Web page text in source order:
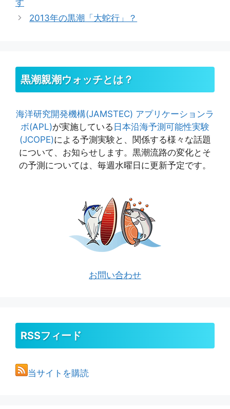
ー
す
2013年の黒潮「大蛇行」？
黒潮親潮ウォッチとは？
海洋研究開発機構(JAMSTEC) アプリケーションラ
ボ(APL)が実施している 日本沿海予測可能性実験
(JCOPE)による予測実験と、関係する様々な話題
について、お知らせします。黒潮流路の変化とそ
の予測については、毎週水曜日に更新予定です。
お問い合わせ
RSSフィード
当サイトを購読